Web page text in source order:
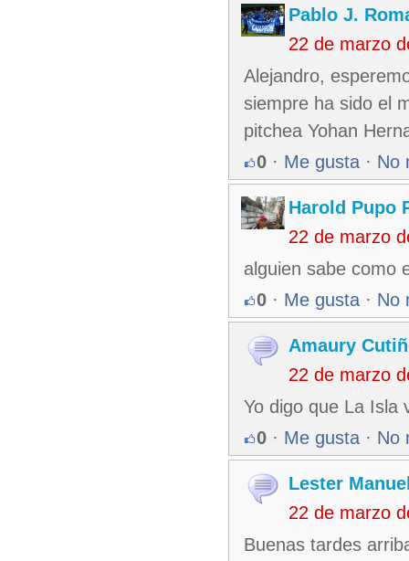
Pablo J.
22 de marzo
Alejandro,
siempre ha sido el
pitchea Yohan
0 · Me gusta · No
Harold Pupo
22 de marzo
alguien sabe como
0 · Me gusta · No
Amaury
22 de marzo
Yo digo que La Isla
0 · Me gusta · No
Lester
22 de marzo
Buenas tardes